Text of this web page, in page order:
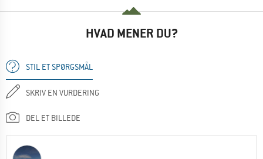
HVAD MENER DU?
STIL ET SPØRGSMÅL
SKRIV EN VURDERING
DEL ET BILLEDE